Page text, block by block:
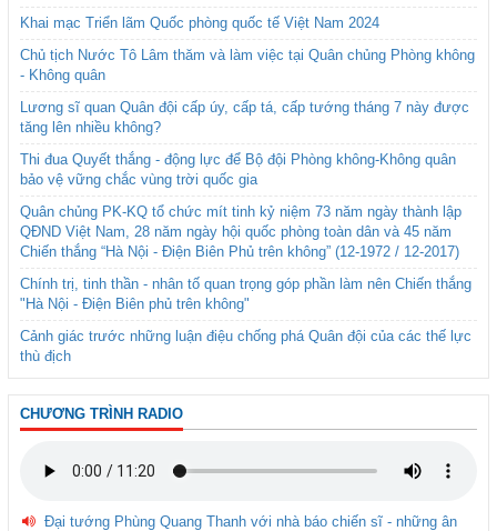
Khai mạc Triển lãm Quốc phòng quốc tế Việt Nam 2024
Chủ tịch Nước Tô Lâm thăm và làm việc tại Quân chủng Phòng không
- Không quân
Lương sĩ quan Quân đội cấp úy, cấp tá, cấp tướng tháng 7 này được
tăng lên nhiều không?
Thi đua Quyết thắng - động lực để Bộ đội Phòng không-Không quân
bảo vệ vững chắc vùng trời quốc gia
Quân chủng PK-KQ tổ chức mít tinh kỷ niệm 73 năm ngày thành lập
QĐND Việt Nam, 28 năm ngày hội quốc phòng toàn dân và 45 năm
Chiến thắng “Hà Nội - Điện Biên Phủ trên không” (12-1972 / 12-2017)
Chính trị, tinh thần - nhân tố quan trọng góp phần làm nên Chiến thắng
"Hà Nội - Điện Biên phủ trên không"
Cảnh giác trước những luận điệu chống phá Quân đội của các thế lực
thù địch
CHƯƠNG TRÌNH RADIO
Đại tướng Phùng Quang Thanh với nhà báo chiến sĩ - những ân